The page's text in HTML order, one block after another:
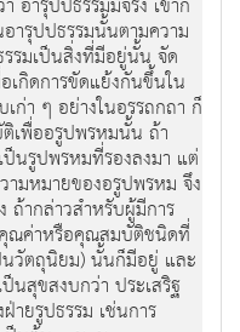
ารุปปธรรมนั้นตามความ
รมเป็นสิ่งที่มีอยู่นั้น จัด
เกิดการขัดแย้งกันขึ้นใน
ก่า ๆ อย่างในอรรถกถา ก็
เพื่ออรูปพรหมนั้น ถ้า
นรูปพรหมที่รองลงมา แต่
ามหมายของอรูปพรหม จึง
ากล่าวสำหรับผู้มีการ
ณค่าหรือคุณสมบัติชนิดที่
นวัตถุนิยม) นั้นก็มีอยู่ และ
นสุขสงบกว่า ประเสริฐ
ายรูปธรรม เช่นการ